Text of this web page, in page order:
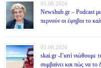
05.08.2026
Newshub.gr – Podcast
περνούν οι έφηβοι το
05.08.2026
skai.gr -Γιατί νιώθουμε
συμβαίνει και πώς να το